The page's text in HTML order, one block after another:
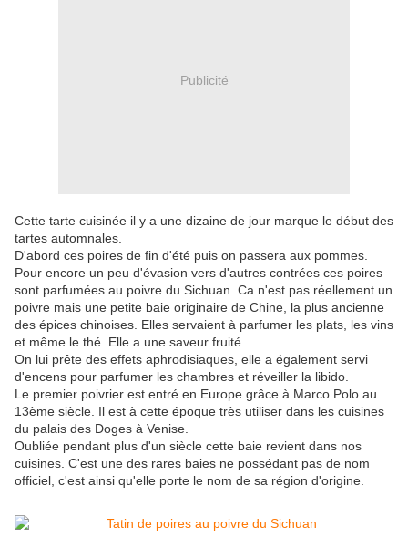
Publicité
Cette tarte cuisinée il y a une dizaine de jour marque le début des
tartes automnales.
D'abord ces poires de fin d'été puis on passera aux pommes.
Pour encore un peu d'évasion vers d'autres contrées ces poires
sont parfumées au poivre du Sichuan. Ca n'est pas réellement un
poivre mais une petite baie originaire de Chine, la plus ancienne
des épices chinoises. Elles servaient à parfumer les plats, les vins
et même le thé. Elle a une saveur fruité.
On lui prête des effets aphrodisiaques, elle a également servi
d'encens pour parfumer les chambres et réveiller la libido.
Le premier poivrier est entré en Europe grâce à Marco Polo au
13ème siècle. Il est à cette époque très utiliser dans les cuisines
du palais des Doges à Venise.
Oubliée pendant plus d'un siècle cette baie revient dans nos
cuisines. C'est une des rares baies ne possédant pas de nom
officiel, c'est ainsi qu'elle porte le nom de sa région d'origine.